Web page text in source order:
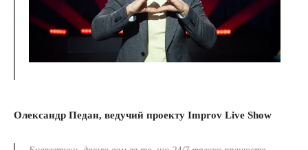
Олександр Педан, ведучий проекту Improv Live Show